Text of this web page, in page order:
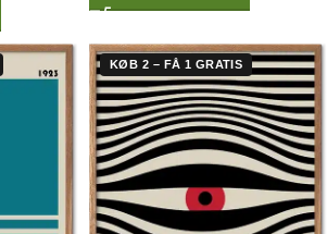
KØB 2 – FÅ 1 GRATIS